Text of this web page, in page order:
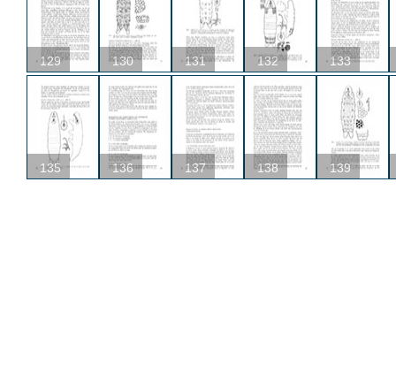
129 130 131 132 133
135 136 137 138 139